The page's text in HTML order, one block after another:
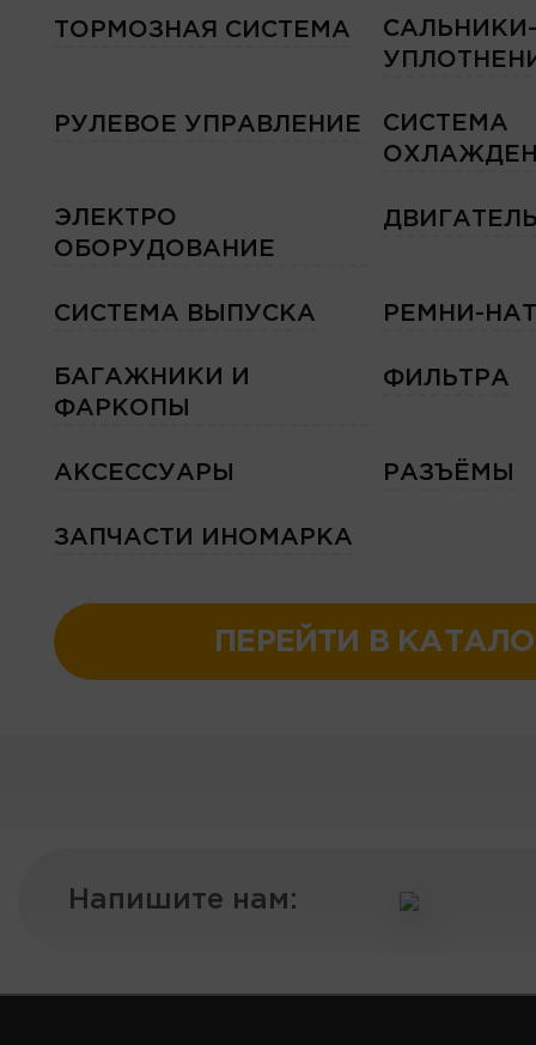
ТОРМОЗНАЯ СИСТЕМА
САЛЬНИКИ-
РУЛЕВОЕ УПРАВЛЕНИЕ
СИСТЕМА
ЭЛЕКТРО
ОБОРУДОВАНИЕ
СИСТЕМА ВЫПУСКА РЕМНИ-
БАГАЖНИКИ И
ФАРКОПЫ
ФИЛЬТРА
АКСЕССУАРЫ РАЗЪЁМЫ
ЗАПЧАСТИ ИНОМАРКА
ПЕРЕЙТИ В
Напишите нам: